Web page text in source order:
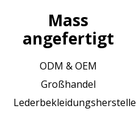
Mass
angefertigt
ODM & OEM
Großhandel
Lederbekleidungshersteller